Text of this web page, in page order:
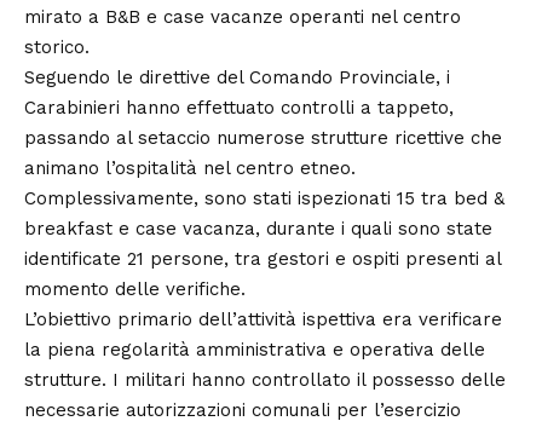
mirato a B&B e case vacanze operanti nel centro
storico.
Seguendo le direttive del Comando Provinciale, i
Carabinieri hanno effettuato controlli a tappeto,
passando al setaccio numerose strutture ricettive che
animano l’ospitalità nel centro etneo.
Complessivamente, sono stati ispezionati 15 tra bed &
breakfast e case vacanza, durante i quali sono state
identificate 21 persone, tra gestori e ospiti presenti al
momento delle verifiche.
L’obiettivo primario dell’attività ispettiva era verificare
la piena regolarità amministrativa e operativa delle
strutture. I militari hanno controllato il possesso delle
necessarie autorizzazioni comunali per l’esercizio